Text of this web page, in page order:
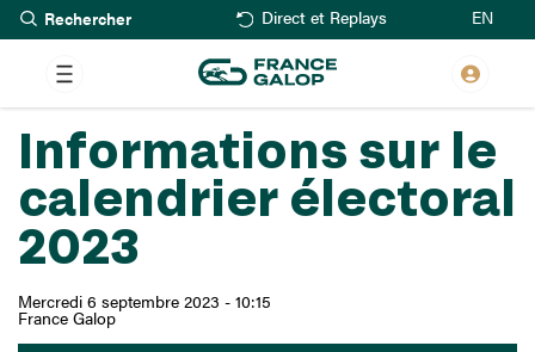
Aller
au
contenu
principal
Rechercher Direct et Replays EN
Informations sur le
calendrier électoral
2023
Mercredi 6 septembre 2023 - 10:15
France Galop